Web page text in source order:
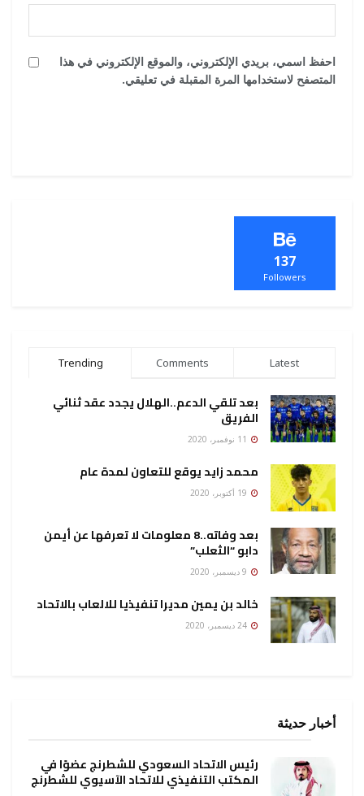
احفظ اسمي، بريدي الإلكتروني، والموقع الإلكتروني في هذا
المتصفح لاستخدامها المرة المقبلة في تعليقي.
137
Followers
Trending Comments Latest
بعد تلقي الدعم..الهلال يجدد عقد ثنائي
الفريق
محمد زايد يوقع للتعاون لمدة عام
بعد وفاته..8 معلومات لا تعرفها عن أيمن
دابو “الثعلب”
خالد بن يمين مديرا تنفيذيا للالعاب بالاتحاد
أخبار حديثة
رئيس الاتحاد السعودي للشطرنج عضوًا في
المكتب التنفيذي للاتحاد الآسيوي للشطرنج